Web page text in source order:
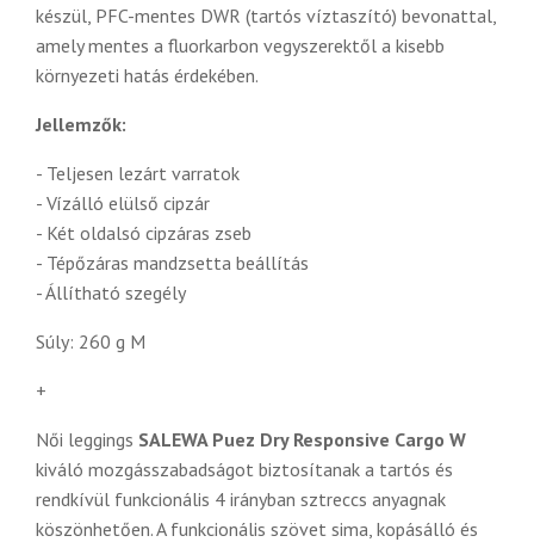
készül, PFC-mentes DWR (tartós víztaszító) bevonattal,
amely mentes a fluorkarbon vegyszerektől a kisebb
környezeti hatás érdekében.
Jellemzők:
- Teljesen lezárt varratok
- Vízálló elülső cipzár
- Két oldalsó cipzáras zseb
- Tépőzáras mandzsetta beállítás
- Állítható szegély
Súly: 260 g M
+
Női leggings SALEWA Puez Dry Responsive Cargo W
kiváló mozgásszabadságot biztosítanak a tartós és
rendkívül funkcionális 4 irányban sztreccs anyagnak
köszönhetően.A funkcionális szövet sima, kopásálló és